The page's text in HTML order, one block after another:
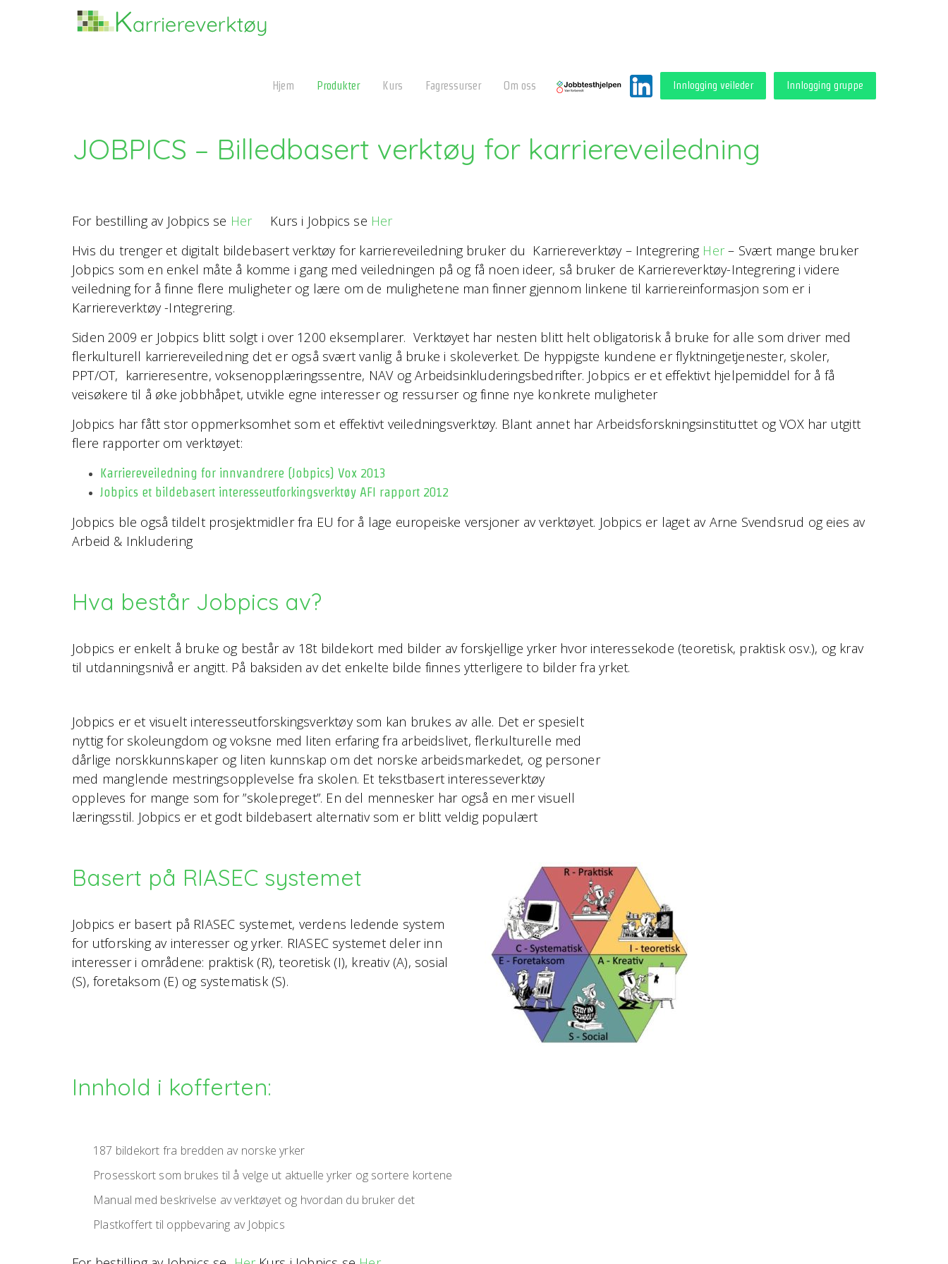
Hjem Produkter Kurs Fagressurser Om oss Innlogging veileder Innlogging gruppe
JOBPICS – Billedbasert verktøy for karriereveiledning
For bestilling av Jobpics se Her Kurs i Jobpics se Her
Hvis du trenger et digitalt bildebasert verktøy for karriereveiledning bruker du Karriereverktøy – Integrering Her – Svært mange bruker
Jobpics som en enkel måte å komme i gang med veiledningen på og få noen ideer, så bruker de Karriereverktøy-Integrering i videre
veiledning for å finne flere muligheter og lære om de mulighetene man finner gjennom linkene til karriereinformasjon som er i
Karriereverktøy -Integrering.
Siden 2009 er Jobpics blitt solgt i over 1200 eksemplarer. Verktøyet har nesten blitt helt obligatorisk å bruke for alle som driver med
flerkulturell karriereveiledning det er også svært vanlig å bruke i skoleverket. De hyppigste kundene er flyktningetjenester, skoler,
PPT/OT, karrieresentre, voksenopplæringssentre, NAV og Arbeidsinkluderingsbedrifter. Jobpics er et effektivt hjelpemiddel for å få
veisøkere til å øke jobbhåpet, utvikle egne interesser og ressurser og finne nye konkrete muligheter
Jobpics har fått stor oppmerksomhet som et effektivt veiledningsverktøy. Blant annet har Arbeidsforskningsinstituttet og VOX har utgitt
flere rapporter om verktøyet:
Karriereveiledning for innvandrere (Jobpics) Vox 2013
Jobpics et bildebasert interesseutforkingsverktøy AFI rapport 2012
Jobpics ble også tildelt prosjektmidler fra EU for å lage europeiske versjoner av verktøyet. Jobpics er laget av Arne Svendsrud og eies av
Arbeid & Inkludering
Hva består Jobpics av?
Jobpics er enkelt å bruke og består av 18t bildekort med bilder av forskjellige yrker hvor interessekode (teoretisk, praktisk osv.), og krav
til utdanningsnivå er angitt. På baksiden av det enkelte bilde finnes ytterligere to bilder fra yrket.
Jobpics er et visuelt interesseutforskingsverktøy som kan brukes av alle. Det er spesielt
nyttig for skoleungdom og voksne med liten erfaring fra arbeidslivet, flerkulturelle med
dårlige norskkunnskaper og liten kunnskap om det norske arbeidsmarkedet, og personer
med manglende mestringsopplevelse fra skolen. Et tekstbasert interesseverktøy
oppleves for mange som for ”skolepreget”. En del mennesker har også en mer visuell
læringsstil. Jobpics er et godt bildebasert alternativ som er blitt veldig populært
Basert på RIASEC systemet
Jobpics er basert på RIASEC systemet, verdens ledende system
for utforsking av interesser og yrker. RIASEC systemet deler inn
interesser i områdene: praktisk (R), teoretisk (I), kreativ (A), sosial
(S), foretaksom (E) og systematisk (S).
Innhold i kofferten:
187 bildekort fra bredden av norske yrker
Prosesskort som brukes til å velge ut aktuelle yrker og sortere kortene
Manual med beskrivelse av verktøyet og hvordan du bruker det
Plastkoffert til oppbevaring av Jobpics